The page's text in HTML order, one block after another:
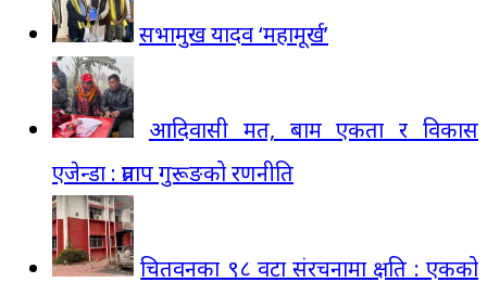
सभामुख यादव ‘महामूर्ख’
आदिवासी मत, बाम एकता र विकास
एजेन्डा : प्रताप गुरूङको रणनीति
चितवनका ९८ वटा संरचनामा क्षति : एकको